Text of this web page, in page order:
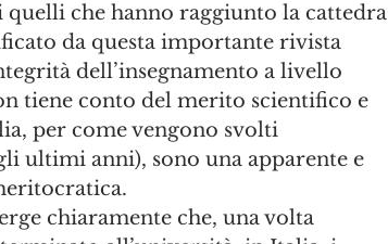
che hanno raggiunto la cattedra
da questa importante rivista
dell’insegnamento a livello
tiene conto del merito scientifico e
per come vengono svolti
ultimi anni), sono una apparente e
chiaramente che, una volta